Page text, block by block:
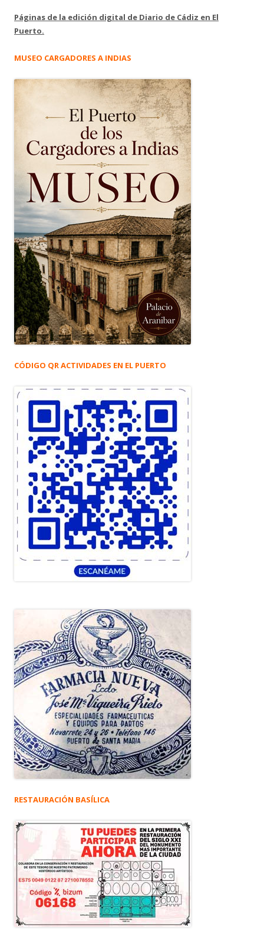
Páginas de la edición digital de Diario de Cádiz en El
Puerto.
MUSEO CARGADORES A INDIAS
CÓDIGO QR ACTIVIDADES EN EL PUERTO
RESTAURACIÓN BASÍLICA